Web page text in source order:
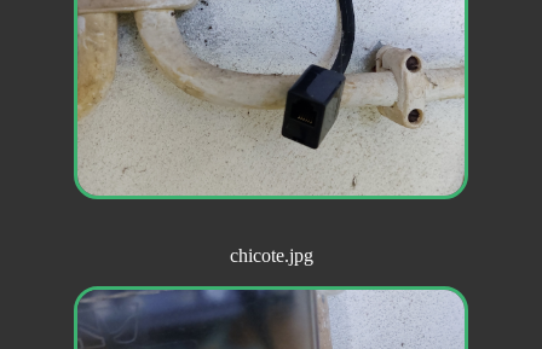
chicote.jpg